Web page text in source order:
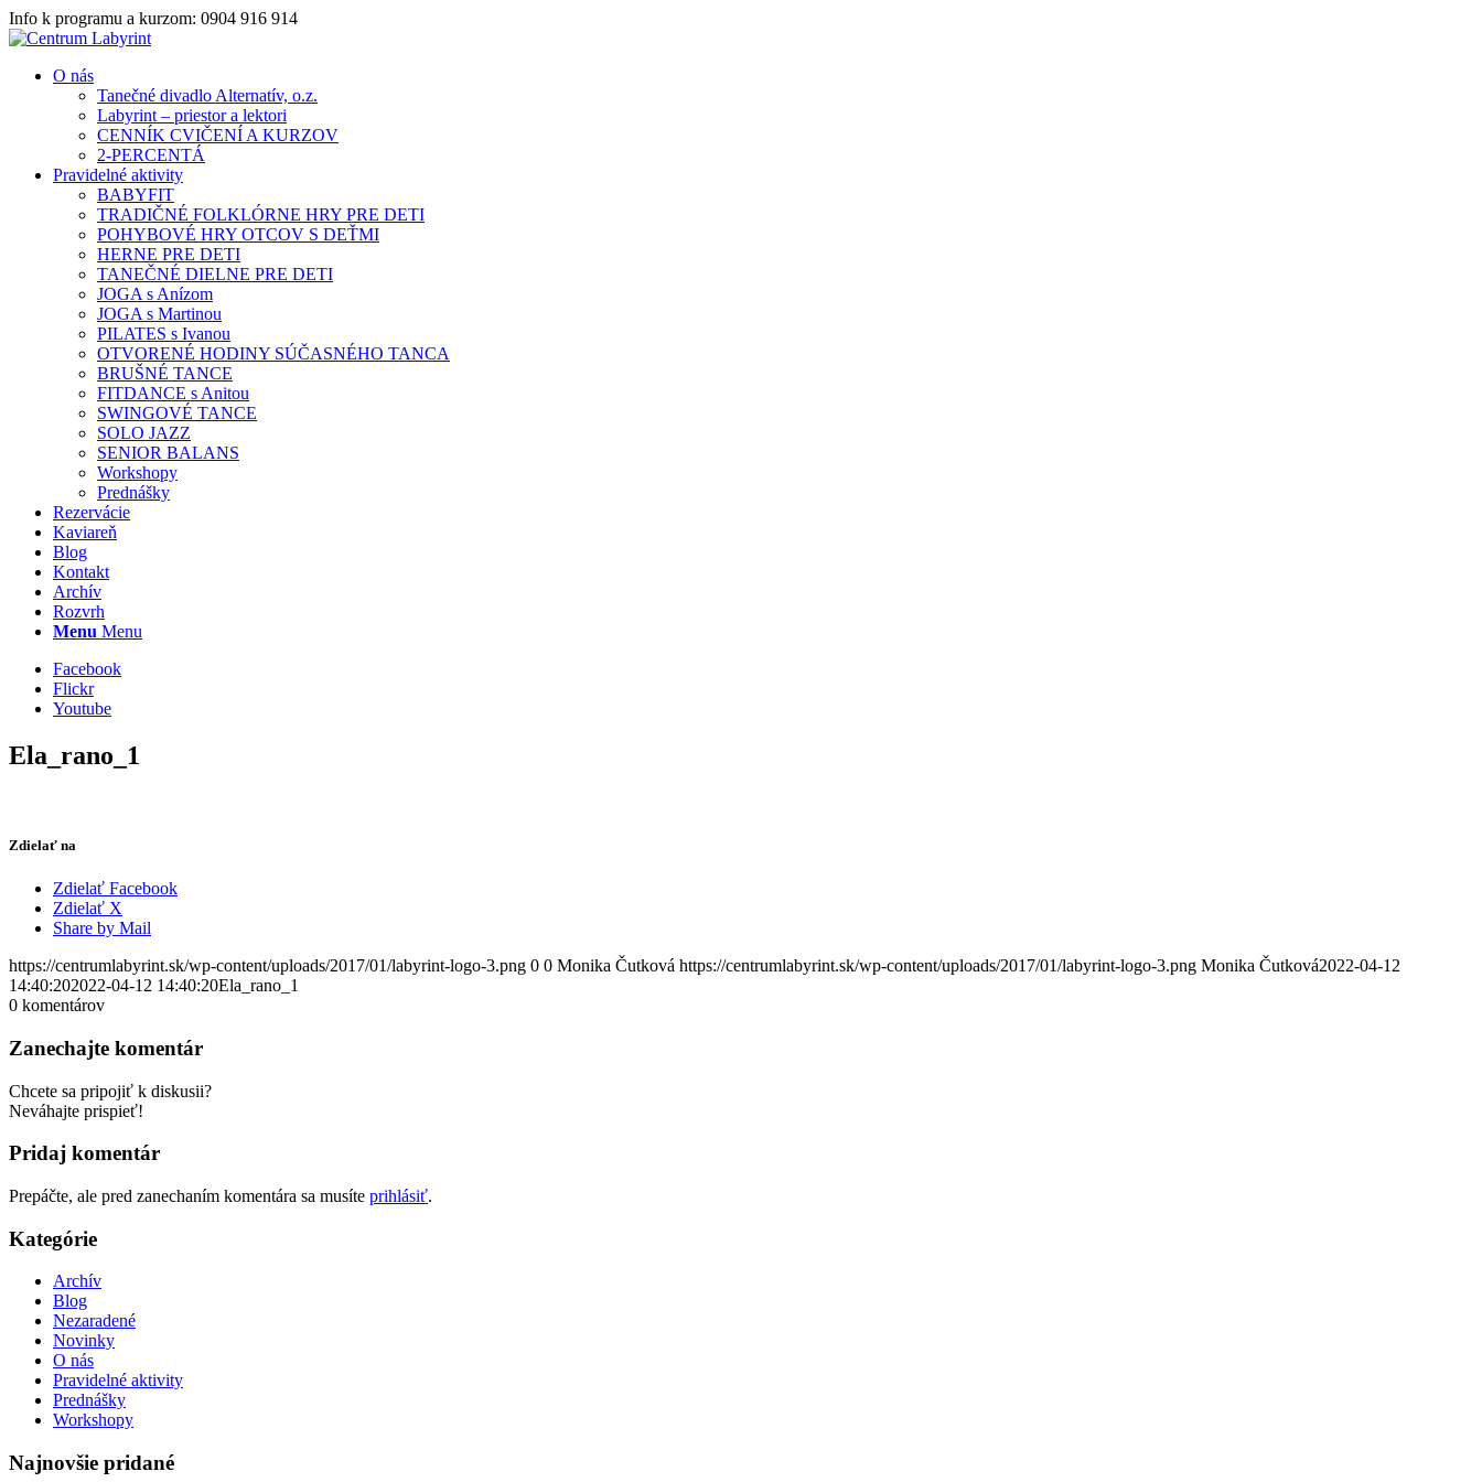
Info k programu a kurzom: 0904 916 914
O nás
Tanečné divadlo Alternatív, o.z.
Labyrint – priestor a lektori
CENNÍK CVIČENÍ A KURZOV
2-PERCENTÁ
Pravidelné aktivity
BABYFIT
TRADIČNÉ FOLKLÓRNE HRY PRE DETI
POHYBOVÉ HRY OTCOV S DEŤMI
HERNE PRE DETI
TANEČNÉ DIELNE PRE DETI
JOGA s Anízom
JOGA s Martinou
PILATES s Ivanou
OTVORENÉ HODINY SÚČASNÉHO TANCA
BRUŠNÉ TANCE
FITDANCE s Anitou
SWINGOVÉ TANCE
SOLO JAZZ
SENIOR BALANS
Workshopy
Prednášky
Rezervácie
Kaviareň
Blog
Kontakt
Archív
Rozvrh
Menu Menu
Facebook
Flickr
Youtube
Ela_rano_1
Zdielať na
Zdielať Facebook
Zdielať X
Share by Mail
https://centrumlabyrint.sk/wp-content/uploads/2017/01/labyrint-logo-3.png 0 0 Monika Čutková https://centrumlabyrint.sk/wp-content/uploads/2017/01/labyrint-logo-3.png Monika Čutková2022-04-12
14:40:202022-04-12 14:40:20Ela_rano_1
0 komentárov
Zanechajte komentár
Chcete sa pripojiť k diskusii?
Neváhajte prispieť!
Pridaj komentár
Prepáčte, ale pred zanechaním komentára sa musíte prihlásiť.
Kategórie
Archív
Blog
Nezaradené
Novinky
O nás
Pravidelné aktivity
Prednášky
Workshopy
Najnovšie pridané